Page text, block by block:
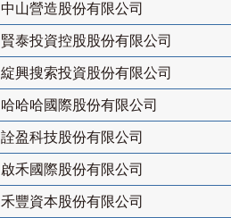
中山營造股份有限公司
賢泰投資控股股份有限公司
綻興搜索投資股份有限公司
哈哈哈國際股份有限公司
詮盈科技股份有限公司
啟禾國際股份有限公司
禾豐資本股份有限公司